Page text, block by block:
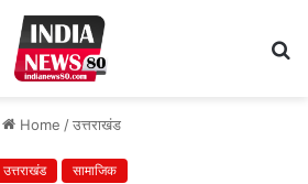
Home /उत्तराखंड
उत्तराखंड सामाजिक